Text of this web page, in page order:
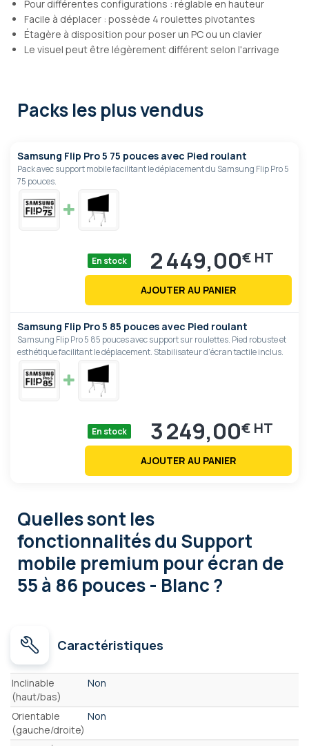
Pour différentes configurations : réglable en hauteur
Facile à déplacer : possède 4 roulettes pivotantes
Étagère à disposition pour poser un PC ou un clavier
Le visuel peut être légèrement différent selon l'arrivage
Packs les plus vendus
Samsung Flip Pro 5 75 pouces avec Pied roulant
Pack avec support mobile facilitant le déplacement du Samsung Flip Pro 5
75 pouces.
En stock 2 449,00€
AJOUTER AU PANIER
Samsung Flip Pro 5 85 pouces avec Pied roulant
Samsung Flip Pro 5 85 pouces avec support sur roulettes. Pied robuste et
esthétique facilitant le déplacement. Stabilisateur d'écran tactile inclus.
En stock 3 249,00€
AJOUTER AU PANIER
Quelles sont les
fonctionnalitésdu Support
mobile premium pour écran de
55 à 86 pouces - Blanc ?
Caractéristiques
Caractéristiques
Inclinable
(haut/bas)
Non
Orientable
(gauche/droite)
Non